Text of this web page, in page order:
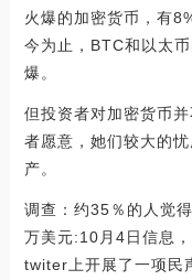
火爆的加密货币，有
今为止，BTC和以太
爆。
但投资者对加密货币
者愿意，她们较大的
产。
调查：约35％的人觉
万美元:10月4日信息
twiter上开展了一项民